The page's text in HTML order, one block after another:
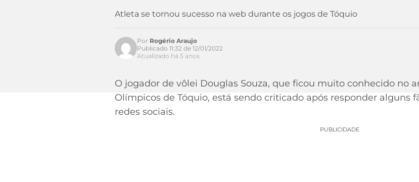
Atleta se tornou sucesso na web durante os jogos de Tóquio
Por Rogério Araujo
Publicado 11:32 de 12/01/2022
Atualizado há 5 anos
O jogador de vôlei Douglas Souza, que ficou muito conhecido no
Olímpicos de Tóquio, está sendo criticado após responder alguns
redes sociais.
PUBLICIDADE